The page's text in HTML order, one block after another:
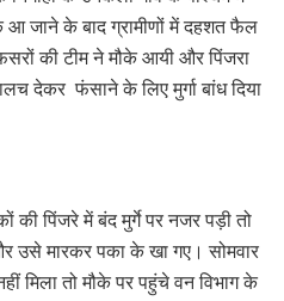
जाने के बाद ग्रामीणों में दहशत फैल
की टीम ने मौके आयी और पिंजरा
देकर फंसाने के लिए मुर्गा बांध दिया
पिंजरे में बंद मुर्गे पर नजर पड़ी तो
उसे मारकर पका के खा गए। सोमवार
मिला तो मौके पर पहुंचे वन विभाग के